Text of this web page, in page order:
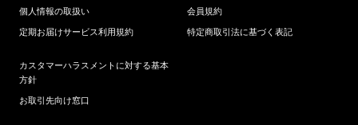
個人情報の取扱い
定期お届けサービス利用規約
会員規約
特定商取引法に基づく表記
カスタマーハラスメントに対する基本
方針
お取引先向け窓口